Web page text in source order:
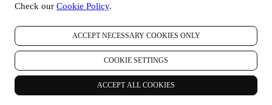
Check our Cookie Policy.
ACCEPT NECESSARY COOKIES ONLY
COOKIE SETTINGS
ACCEPT ALL COOKIES
persoonsgegevens niet doorgeven of verkopen aan andere
bedrijven voor hun marketingdoeleinden.
RE-TARGETING / OM ONZE AANBIEDINGEN AAN
TE PASSEN EN DE KLANTERVARING TE
VERBETEREN
Wij willen uw gegevens gebruiken om onze diensten en
aanbiedingen af te stemmen op uw behoeften en voorkeuren
om u een gepersonaliseerde Le Creuset-klantervaring te
bieden. Wij doen dit door uw gewoontes of interesses te